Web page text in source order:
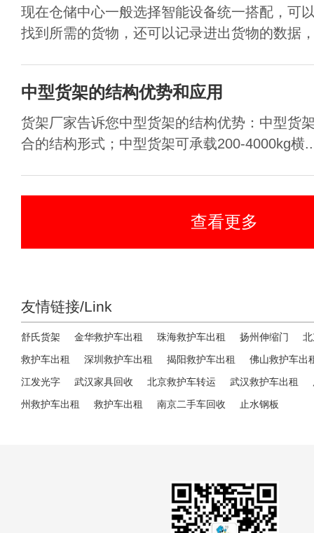
现在仓储中心一般选择智能设备统一搭配，可
找到所需的货物，还可以记录进出货物的数据
中型货架的结构优势和应用
货架厂家告诉您中型货架的结构优势：中型货
合的结构形式；中型货架可承载200-4000kg横
查看更多
友情链接/Link
舒氏货架 金华救护车出租 珠海救护车出租 扬州伸缩门
救护车出租
深圳救护车出租 揭阳救护车出租
佛山救护车出
江发光字
武汉家具回收 北京救护车转运 武汉救护车出租
州救护车出租
救护车出租 南京二手车回收 止水钢板